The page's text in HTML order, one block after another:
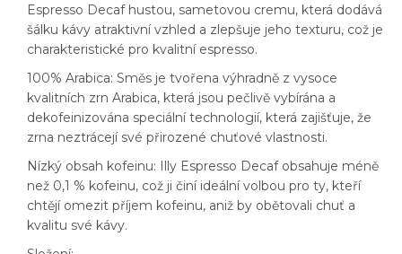
Espresso Decaf hustou, sametovou cremu, která dodává
šálku kávy atraktivní vzhled a zlepšuje jeho texturu, což je
charakteristické pro kvalitní espresso.
100% Arabica: Směs je tvořena výhradně z vysoce
kvalitních zrn Arabica, která jsou pečlivě vybírána a
dekofeinizována speciální technologií, která zajišťuje, že
zrna neztrácejí své přirozené chuťové vlastnosti.
Nízký obsah kofeinu: Illy Espresso Decaf obsahuje méně
než 0,1 % kofeinu, což ji činí ideální volbou pro ty, kteří
chtějí omezit příjem kofeinu, aniž by obětovali chuť a
kvalitu své kávy.